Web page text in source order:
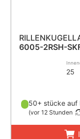
6005-2RSH-
25
50+ stücke auf
(vor 12 Stunden